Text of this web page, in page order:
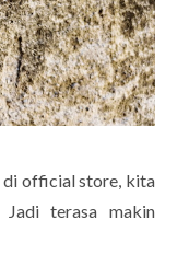
di official store, kita
terasa makin